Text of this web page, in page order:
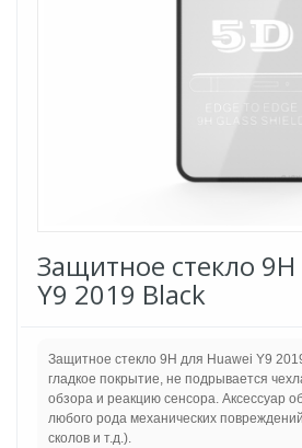
Защитное стекло
Y9 2019 Black
Защитное стекло 9H для Huawei Y9
гладкое покрытие, не подрывается
обзора и реакцию сенсора. Аксессуар
любого рода механических
сколов и т.д.).